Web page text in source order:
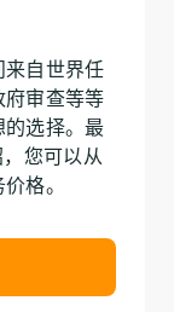
自世界任
审查等等
选择。最
您可以从
格。